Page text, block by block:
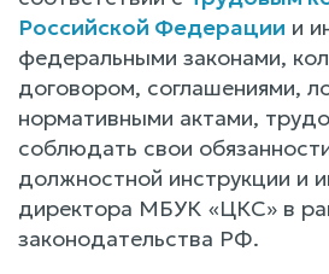
Российской Федерации и
федеральными законами,
договором, соглашениями,
нормативными актами,
соблюдать свои
должностной инструкции и
директора МБУК «ЦКС» в
законодательства РФ.